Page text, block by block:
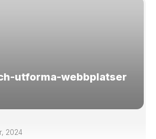
utforma-webbplatser
2024